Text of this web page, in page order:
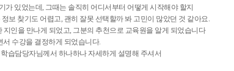
있었는데, 그때는 솔직히 어디서부터 어떻게 시작해야 할지
보 찾기도 어렵고, 괜히 잘못 선택할까 봐 고민이 많았던 것 같아요.
인을 만나게 되었고, 그분의 추천으로 교육원을 알게 되었습니다
수강을 결정하게 되었습니다.
습담당자님께서 하나하나 자세하게 설명해 주셔서